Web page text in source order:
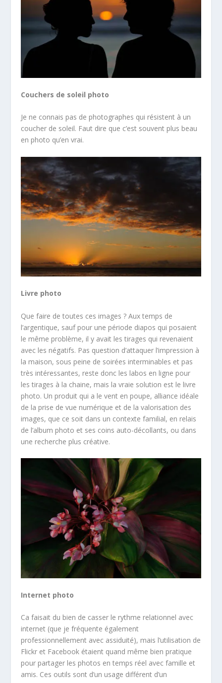
Couchers de soleil photo
Je ne connais pas de photographes qui résistent à un
coucher de soleil. Faut dire que c’est souvent plus beau
en photo qu’en vrai.
Livre photo
Que faire de toutes ces images ? Aux temps de
l’argentique, sauf pour une période diapos qui posaient
le même problème, il y avait les tirages qui revenaient
avec les négatifs. Pas question d’attaquer l’impression à
la maison, sous peine de soirées interminables et pas
très intéressantes, reste donc les labos en ligne pour
les tirages à la chaine, mais la vraie solution est le livre
photo. Un produit qui a le vent en poupe, alliance idéale
de la prise de vue numérique et de la valorisation des
images, que ce soit dans un contexte familial, en relais
de l’album photo et ses coins auto-décollants, ou dans
une recherche plus créative.
Internet photo
Ca faisait du bien de casser le rythme relationnel avec
internet (que je fréquente également
professionnellement avec assiduité), mais l’utilisation de
Flickr et Facebook étaient quand même bien pratique
pour partager les photos en temps réel avec famille et
amis. Ces outils sont d’un usage différent d’un